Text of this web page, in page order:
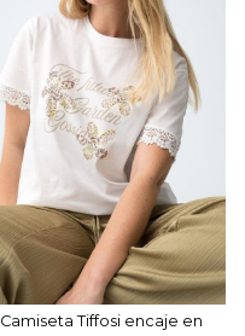
Camiseta Tiffosi encaje en